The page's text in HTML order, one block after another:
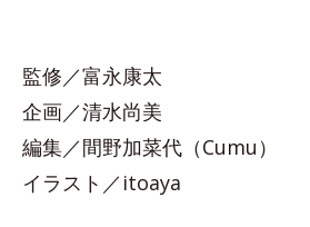
監修／富永康太
企画／清水尚美
編集／間野加菜代（Cumu）
イラスト／itoaya